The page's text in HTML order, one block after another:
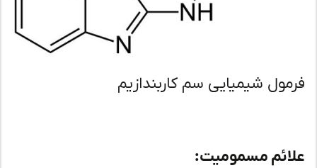
شیمیایی سم کاربندازیم
مسمومیت: